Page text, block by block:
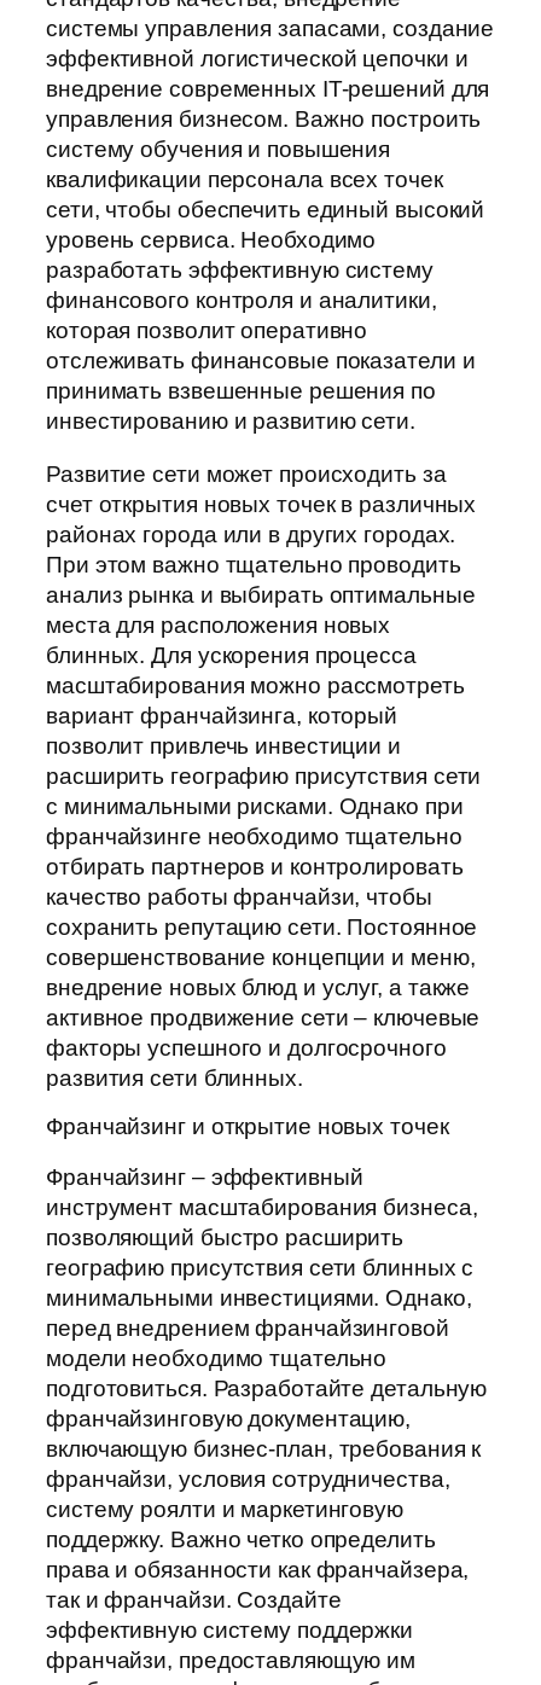
системы управления запасами, создание
эффективной логистической цепочки и
внедрение современных IT-решений для
управления бизнесом. Важно построить
систему обучения и повышения
квалификации персонала всех точек
сети, чтобы обеспечить единый высокий
уровень сервиса. Необходимо
разработать эффективную систему
финансового контроля и аналитики,
которая позволит оперативно
отслеживать финансовые показатели и
принимать взвешенные решения по
инвестированию и развитию сети.
Развитие сети может происходить за
счет открытия новых точек в различных
районах города или в других городах.
При этом важно тщательно проводить
анализ рынка и выбирать оптимальные
места для расположения новых
блинных. Для ускорения процесса
масштабирования можно рассмотреть
вариант франчайзинга, который
позволит привлечь инвестиции и
расширить географию присутствия сети
с минимальными рисками. Однако при
франчайзинге необходимо тщательно
отбирать партнеров и контролировать
качество работы франчайзи, чтобы
сохранить репутацию сети. Постоянное
совершенствование концепции и меню,
внедрение новых блюд и услуг, а также
активное продвижение сети – ключевые
факторы успешного и долгосрочного
развития сети блинных.
Франчайзинг и открытие новых точек
Франчайзинг – эффективный
инструмент масштабирования бизнеса,
позволяющий быстро расширить
географию присутствия сети блинных с
минимальными инвестициями. Однако,
перед внедрением франчайзинговой
модели необходимо тщательно
подготовиться. Разработайте детальную
франчайзинговую документацию,
включающую бизнес-план, требования к
франчайзи, условия сотрудничества,
систему роялти и маркетинговую
поддержку. Важно четко определить
права и обязанности как франчайзера,
так и франчайзи. Создайте
эффективную систему поддержки
франчайзи, предоставляющую им